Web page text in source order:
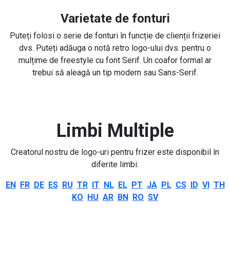
Varietate de fonturi
Puteți folosi o serie de fonturi în funcție de clienții frizeriei
dvs. Puteți adăuga o notă retro logo-ului dvs. pentru o
mulțime de freestyle cu font Serif. Un coafor formal ar
trebui să aleagă un tip modern sau Sans-Serif.
Limbi Multiple
Creatorul nostru de logo-uri pentru frizer este disponibil în
diferite limbi:
EN FR DE ES RU TR IT NL EL PT JA PL CS ID VI TH
KO HU AR BN RO SV